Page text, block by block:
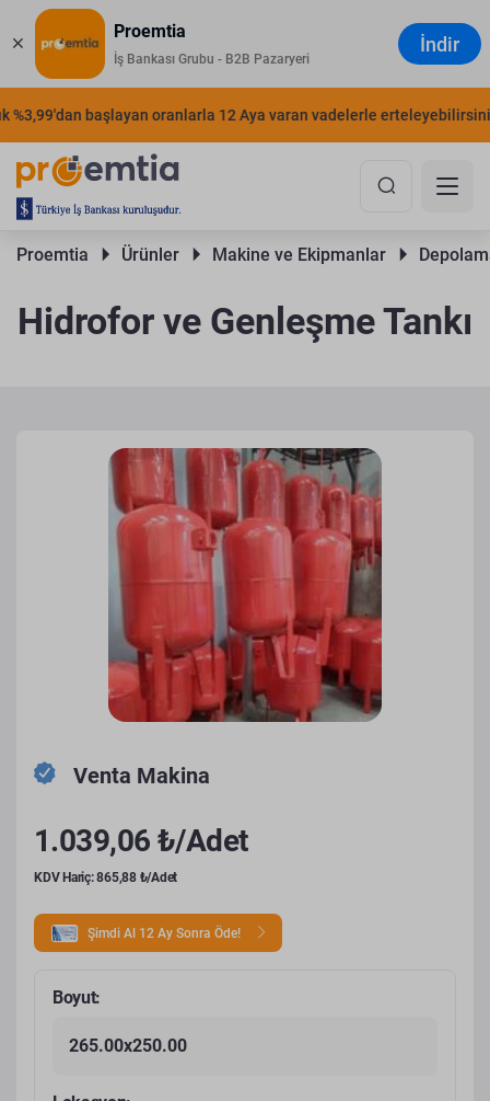
Proemtia
İş Bankası Grubu - B2B Pazaryeri
İndir
başlayan oranlarla 12 Aya varan vadelerle erteleyebilirsiniz.
Proemtia Ürünler Makine ve Ekipmanlar
Hidrofor ve Genleşme Tankı
Venta Makina
1.039,06 ₺/Adet
KDV Hariç: 865,88 ₺/Adet
Şimdi Al 12 Ay Sonra Öde!
Boyut:
265.00x250.00